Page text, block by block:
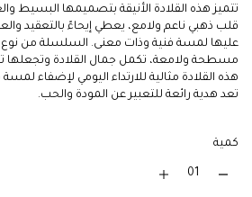
تتميز هذه القلادة الأنيقة بتصميمها البسيط
قلب ذهبي ناعم ولامع، يعطي إيحاءً بالتعقيد
مسطحة ولامعة، تكمل جمال القلادة وتجعلها
هذه القلادة مثالية للارتداء اليومي لإضفاء لمسة
تعد هدية رائعة للتعبير عن المودة والحب.
كمية